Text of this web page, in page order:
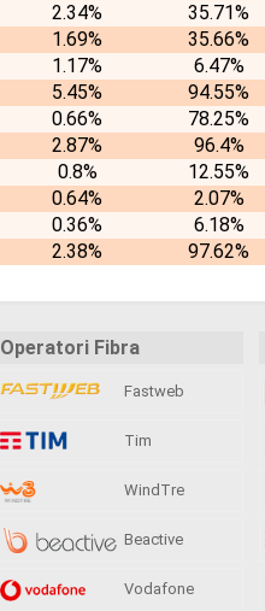
2.34% 35.71%
1.69% 35.66%
1.17% 6.47%
5.45% 94.55%
0.66% 78.25%
2.87% 96.4%
0.8% 12.55%
0.64% 2.07%
0.36% 6.18%
2.38% 97.62%
Operatori Fibra
Fastweb
Tim
WindTre
Beactive
Vodafone